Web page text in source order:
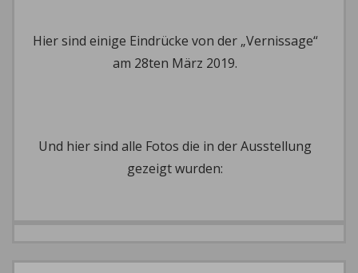
Hier sind einige Eindrücke von der „Vernissage“
am 28ten März 2019.
Und hier sind alle Fotos die in der Ausstellung
gezeigt wurden: